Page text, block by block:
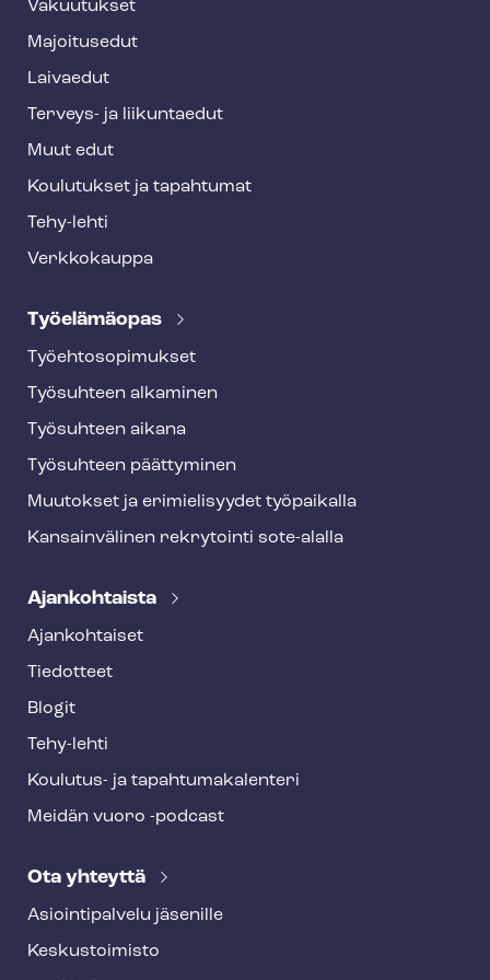
e
Vakuutukset
Majoitusedut
Laivaedut
Terveys- ja liikuntaedut
Muut edut
Koulutukset ja tapahtumat
Tehy-lehti
Verkkokauppa
Työelämäopas
Työ­eh­to­so­pi­muk­set
Työsuhteen alkaminen
Työsuhteen aikana
Työsuhteen päättyminen
Muutokset ja erimielisyydet työpaikalla
Kansainvälinen rekrytointi sote-alalla
Ajankohtaista
Ajankohtaiset
Tiedotteet
Blogit
Tehy-lehti
Koulutus- ja ta­pah­tu­ma­ka­len­te­ri
Meidän vuoro -podcast
Ota yhteyttä
Asioin­ti­pal­ve­lu jäsenille
Keskustoimisto